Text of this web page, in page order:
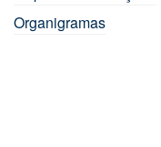
Organigramas